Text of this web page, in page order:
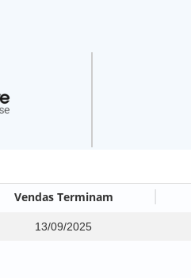
Vendas Terminam
13/09/2025